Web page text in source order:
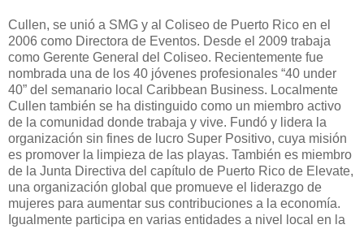
Cullen, se unió a SMG y al Coliseo de Puerto Rico en el
2006 como Directora de Eventos. Desde el 2009 trabaja
como Gerente General del Coliseo. Recientemente fue
nombrada una de los 40 jóvenes profesionales “40 under
40” del semanario local Caribbean Business. Localmente
Cullen también se ha distinguido como un miembro activo
de la comunidad donde trabaja y vive. Fundó y lidera la
organización sin fines de lucro Super Positivo, cuya misión
es promover la limpieza de las playas. También es miembro
de la Junta Directiva del capítulo de Puerto Rico de Elevate,
una organización global que promueve el liderazgo de
mujeres para aumentar sus contribuciones a la economía.
Igualmente participa en varias entidades a nivel local en la